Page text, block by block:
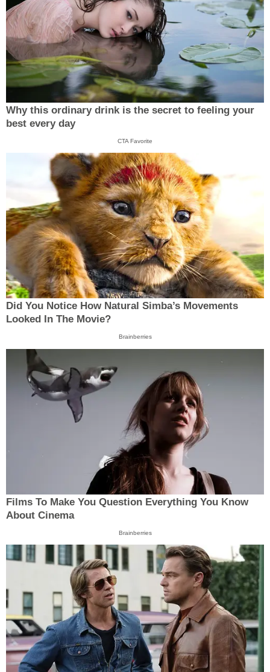
Why this ordinary drink is the secret to feeling your
best every day
CTA Favorite
Did You Notice How Natural Simba’s Movements
Looked In The Movie?
Brainberries
Films To Make You Question Everything You Know
About Cinema
Brainberries